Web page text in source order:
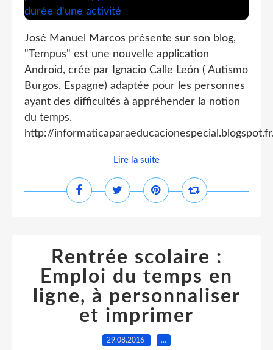
José Manuel Marcos présente sur son blog,
"Tempus" est une nouvelle application
Android, crée par Ignacio Calle León ( Autismo
Burgos, Espagne) adaptée pour les personnes
ayant des difficultés à appréhender la notion
du temps.
http://
Lire la suite
Rentrée scolaire :
Emploi du temps en
ligne, à personnaliser
et imprimer
29.08.2016 …